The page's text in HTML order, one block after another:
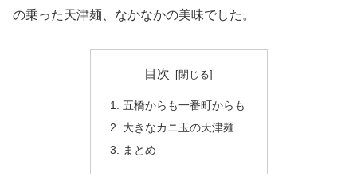
の乗った天津麺、なかなかの美味でした。
目次
五橋からも一番町からも
大きなカニ玉の天津麺
まとめ